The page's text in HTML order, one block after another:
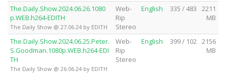
The.Daily.Show.2024.06.26.1080
p.WEB.h264-EDITH
The Daily Show @ 27.06.24 by EDITH
Web-
Rip
Stereo
English 335 / 483
2211
MB
The.Daily.Show.2024.06.25.Peter.
S.Goodman.1080p.WEB.h264-EDI
TH
The Daily Show @ 26.06.24 by EDITH
Web-
Rip
Stereo
English 399 / 102
2156
MB